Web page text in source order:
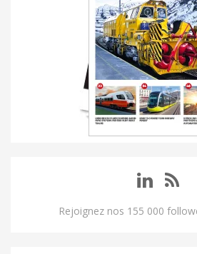
Rejoignez nos 155 000